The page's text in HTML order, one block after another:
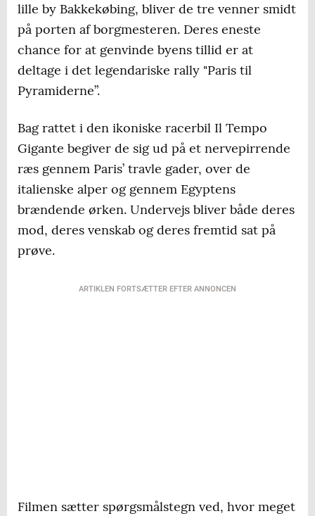
lille by Bakkekøbing, bliver de tre venner smidt
på porten af borgmesteren. Deres eneste
chance for at genvinde byens tillid er at
deltage i det legendariske rally "Paris til
Pyramiderne”.
Bag rattet i den ikoniske racerbil Il Tempo
Gigante begiver de sig ud på et nervepirrende
ræs gennem Paris’ travle gader, over de
italienske alper og gennem Egyptens
brændende ørken. Undervejs bliver både deres
mod, deres venskab og deres fremtid sat på
prøve.
ARTIKLEN FORTSÆTTER EFTER ANNONCEN
Filmen sætter spørgsmålstegn ved, hvor meget